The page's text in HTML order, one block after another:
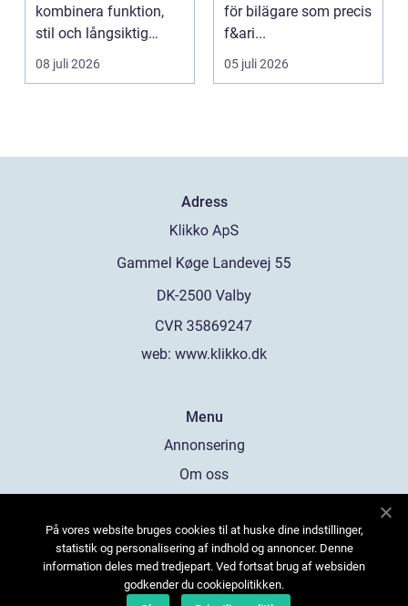
kombinera funktion,
stil och långsiktig
ekonomi i samma p...
08 juli 2026
för bilägare som precis
f&ari...
05 juli 2026
Adress
web: www.klikko.dk
Menu
Annonsering
Om oss
Kontakta oss
Sitemap
På vores website bruges cookies til at huske dine indstillinger,
statistik og personalisering af indhold og annoncer. Denne
information deles med tredjepart. Ved fortsat brug af websiden
godkender du cookiepolitikken.